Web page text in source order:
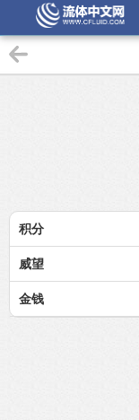
积分
威望
金钱